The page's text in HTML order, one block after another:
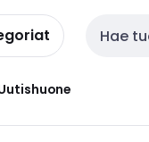
Haku